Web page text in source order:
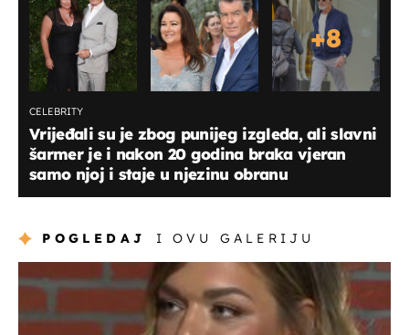
+8
CELEBRITY
Vrijeđali su je zbog punijeg izgleda, ali slavni
šarmer je i nakon 20 godina braka vjeran
samo njoj i staje u njezinu obranu
POGLEDAJ I OVU GALERIJU